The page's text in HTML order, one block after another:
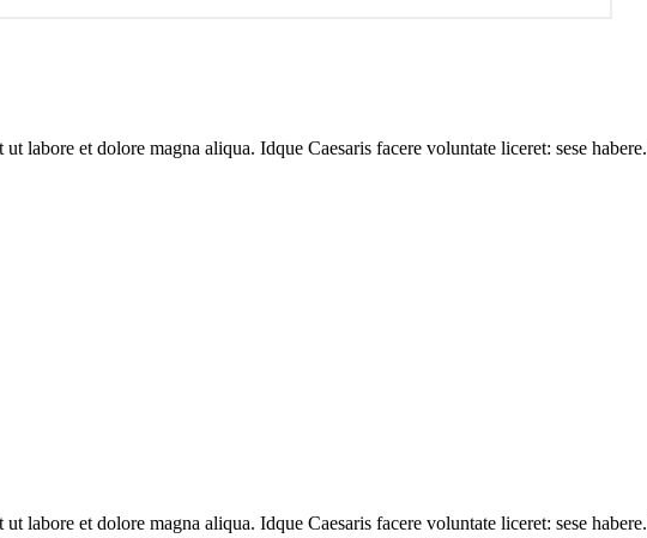
labore et dolore magna aliqua. Idque Caesaris facere voluntate liceret: sese
labore et dolore magna aliqua. Idque Caesaris facere voluntate liceret: sese